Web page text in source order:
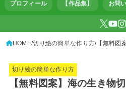
プロフィール 【作品集】 お問
HOME 切り絵の簡単な作り方 【無料図
切り絵の簡単な作り方
【無料図案】海の生き物